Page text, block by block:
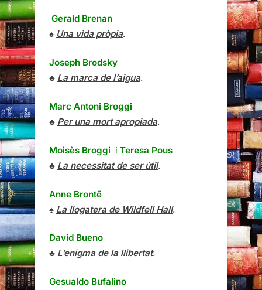
Gerald Brenan
♠ Una vida pròpia.
Joseph Brodsky
♣ La marca de l’aigua.
Marc Antoni Broggi
♣ Per una mort apropiada.
Moisès Broggi i Teresa Pous
♣ La necessitat de ser útil.
Anne Brontë
♠ La llogatera de Wildfell Hall.
David Bueno
♣ L’enigma de la llibertat.
Gesualdo Bufalino